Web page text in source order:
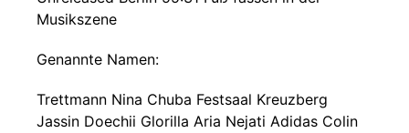
Musikszene
Genannte Namen:
Trettmann Nina Chuba Festsaal Kreuzberg
Jassin Doechii Glorilla Aria Nejati Adidas Colin